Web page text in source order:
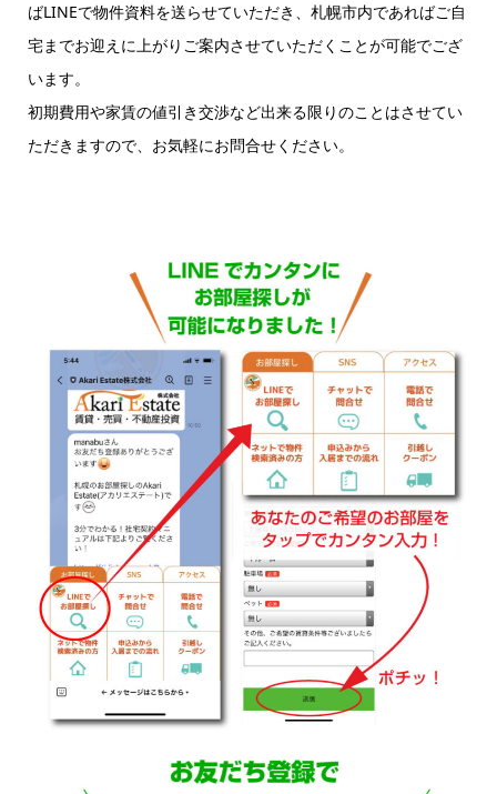
ばLINEで物件資料を送らせていただき、札幌市内であればご自
宅までお迎えに上がりご案内させていただくことが可能でござ
います。
初期費用や家賃の値引き交渉など出来る限りのことはさせてい
ただきますので、お気軽にお問合せください。